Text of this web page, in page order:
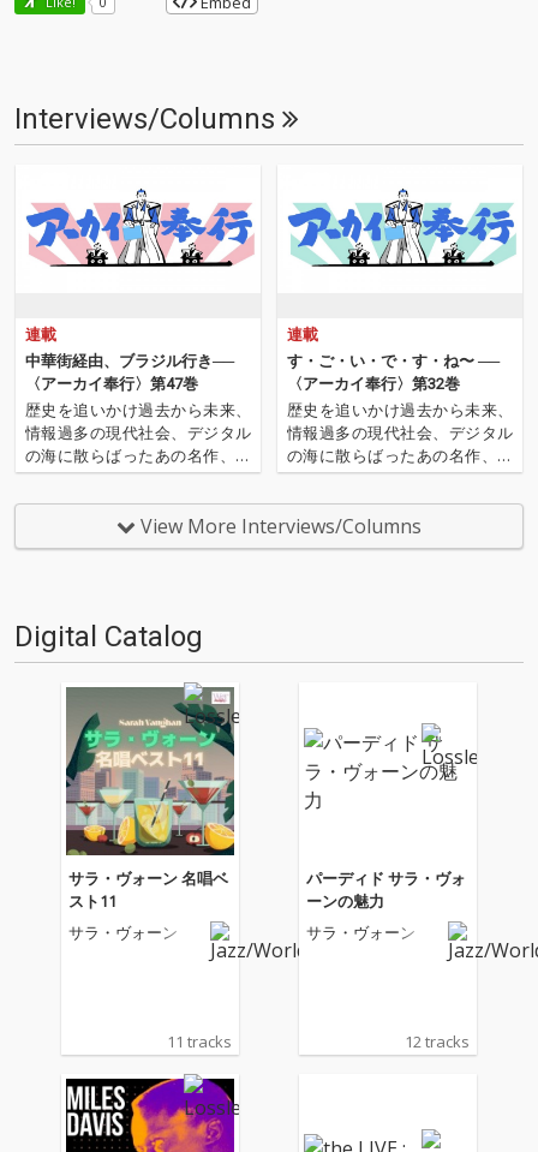
Interviews/Columns
連載
中華街経由、ブラジル行き──
〈アーカイ奉行〉第47巻
歴史を追いかけ過去から未来、
情報過多の現代社会、デジタル
の海に散らばったあの名作、こ
の名作たちをひとつにまとめる
仕事人…!〈アーカイ奉行〉が今
日もデジタルの乱世を治め
る…!'''〈アーカイ奉行〉と
連載
す・ご・い・で・す・ね〜 ──
〈アーカイ奉行〉第32巻
歴史を追いかけ過去から未来、
情報過多の現代社会、デジタル
の海に散らばったあの名作、こ
の名作たちをひとつにまとめる
仕事人…!〈アーカイ奉行〉が今
日もデジタルの乱世を治め
る…!'''〈アーカイ奉行〉と
View More Interviews/Columns
Digital Catalog
サラ・ヴォーン 名唱ベ
スト11
サラ・ヴォーン
11 tracks
パーディド サラ・ヴォ
ーンの魅力
サラ・ヴォーン
12 tracks